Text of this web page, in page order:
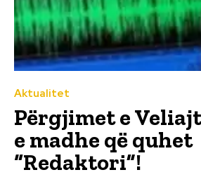
Aktualitet
Përgjimet e
e madhe që quhet
“Redaktori”!